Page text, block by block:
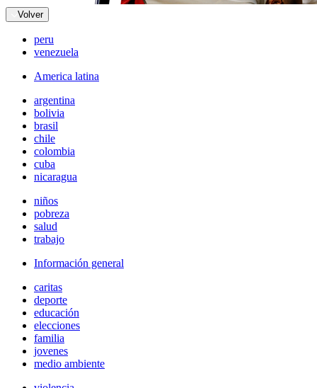
Volver
peru
venezuela
America latina
argentina
bolivia
brasil
chile
colombia
cuba
nicaragua
niños
pobreza
salud
trabajo
Información general
caritas
deporte
educación
elecciones
familia
jovenes
medio ambiente